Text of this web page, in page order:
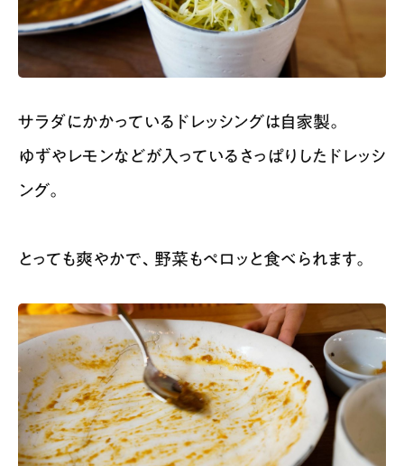
サラダにかかっているドレッシングは自家製。
ゆずやレモンなどが入っているさっぱりしたドレッシ
ング。
とっても爽やかで、野菜もペロッと食べられます。